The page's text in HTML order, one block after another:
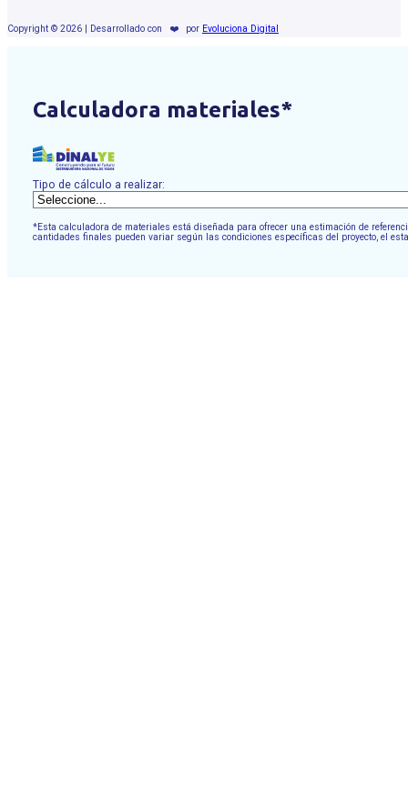
Copyright © 2026 | Desarrollado con ❤️ por Evoluciona Digital
Calculadora materiales*
Tipo de cálculo a realizar:
*Esta calculadora de materiales está diseñada para ofrecer una estimación de
cantidades finales pueden variar según las condiciones específicas del proyecto, el